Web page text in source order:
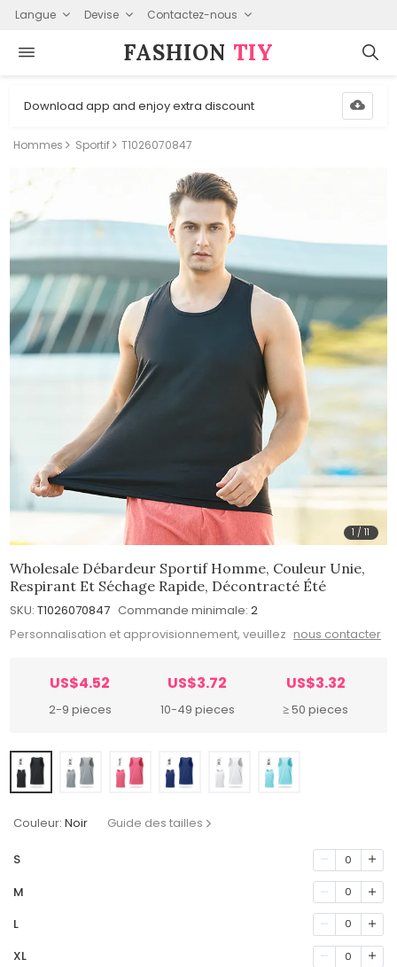
Langue Devise Contactez-nous
FASHION⁠ TIY
Download app and enjoy extra discount
Hommes Sportif T1026070847
1 /11
Wholesale Débardeur Sportif Homme, Couleur Unie,
Respirant Et Séchage Rapide, Décontracté Été
SKU: T1026070847 Commande minimale: 2
Personnalisation et approvisionnement, veuillez nous contacter
US$4.52
2-9 pieces
US$3.72
10-49 pieces
US$3.32
≥ 50 pieces
Couleur: Noir Guide des tailles
S 0
M 0
L 0
XL 0